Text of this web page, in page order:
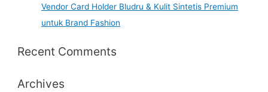
Vendor Card Holder Bludru & Kulit Sintetis Premium
untuk Brand Fashion
Recent Comments
Archives